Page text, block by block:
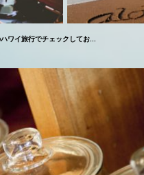
ワイ旅行でチェックしてお...